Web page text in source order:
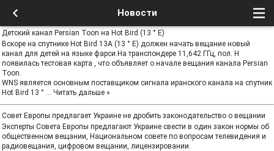
Новости
Детский канал Persian Toon на Hot Bird (13 ° E)
Вскоре на спутнике Hot Bird 13A (13 ° E) должен начать вещание новый
канал для детей на языке фарси.На транспондере 11,642 ГГц, пол. H
появилась тестовая карта , что объявляет о начале вещания канала Persian
Toon.
WNS является основным поставщиком сигнала иранского канала на спутник
Hot Bird 13 ° ... Читать дальше »
Совет Европы предлагает Украине не дробить законодательство о вещании
Эксперты Совета Европы предлагают Украине свести в один закон нормы об
общественном вещании, Национальном совете по вопросам телевидения и
радиовещания, цифровом вещании, лицензировании.